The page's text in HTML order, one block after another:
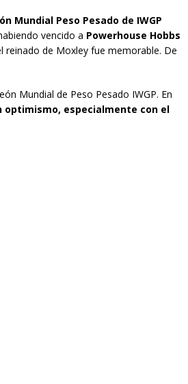
Mundial Peso Pesado de IWGP
vencido a Powerhouse Hobbs
reinado de Moxley fue memorable. De
Mundial de Peso Pesado IWGP. En
especialmente con el